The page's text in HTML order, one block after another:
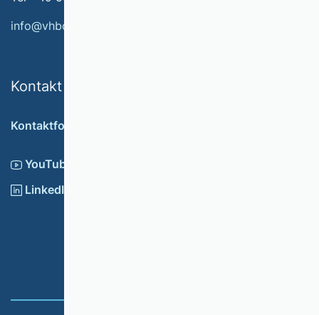
info@vhbonline.org
Kontakt
Kontaktformular
YouTube
LinkedIn